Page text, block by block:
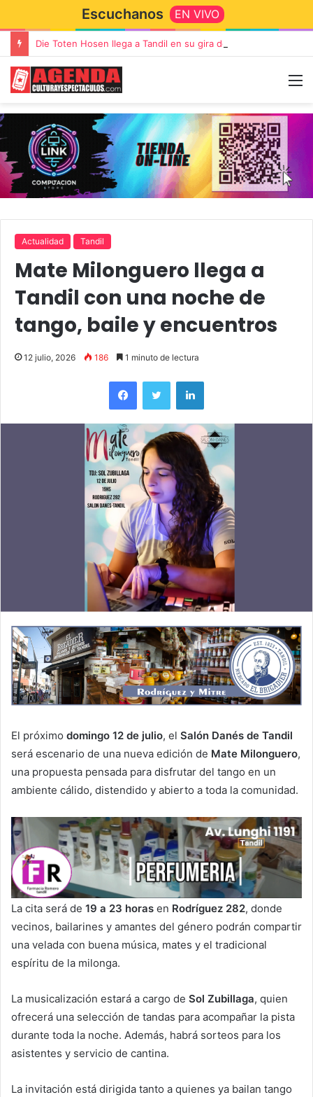
Escuchanos EN VIVO
Actualidad Tandil
Mate Milonguero llega a
Tandil con una noche de
tango, baile y encuentros
12 julio, 2026 186 1 minuto de lectura
El próximo domingo 12 de julio, el Salón Danés de Tandil
será escenario de una nueva edición de Mate Milonguero,
una propuesta pensada para disfrutar del tango en un
ambiente cálido, distendido y abierto a toda la comunidad.
La cita será de 19 a 23 horas en Rodríguez 282, donde
vecinos, bailarines y amantes del género podrán compartir
una velada con buena música, mates y el tradicional
espíritu de la milonga.
La musicalización estará a cargo de Sol Zubillaga, quien
ofrecerá una selección de tandas para acompañar la pista
durante toda la noche. Además, habrá sorteos para los
asistentes y servicio de cantina.
La invitación está dirigida tanto a quienes ya bailan tango